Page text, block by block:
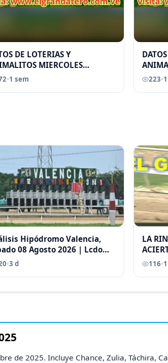
DE LOTERIAS Y
MIERCOLES
2026 ELGRANDATERO JOSE
•1 sem 223•
Hipódromo Valencia,
08 Agosto 2026 | Lcdo
Castellano |
•3 d
LA
116•
de 2025. Incluye Chance, Zulia, Táchira,